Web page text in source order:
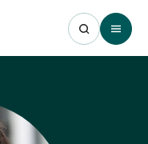
Open